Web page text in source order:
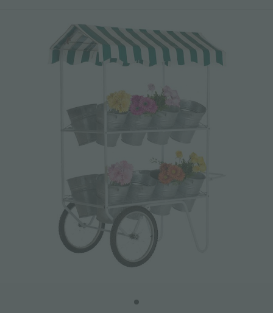
SUCHERGEBNISSE: Sortieren nach:
MEHR ERGEBNISSE FÜR SIE: